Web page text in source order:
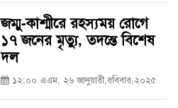
জম্মু-কাশ্মীরে রহস্যময় রোগে
১৭ জনের মৃত্যু, তদন্তে বিশেষ
দল
১২:০০ এএম, ২৬ জানুয়ারী,রবিবার,২০২৫